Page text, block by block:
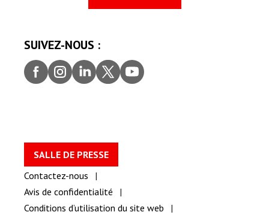
SUIVEZ-NOUS :
Faceb
ook
Insta
gram
Linke
dIn
Twitt
er
youtu
be
SALLE DE PRESSE
Contactez-nous
Avis de confidentialité
Conditions d’utilisation du site web